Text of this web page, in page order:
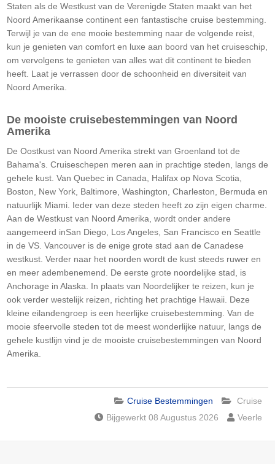
Staten als de Westkust van de Verenigde Staten maakt van het
Noord Amerikaanse continent een fantastische cruise bestemming.
Terwijl je van de ene mooie bestemming naar de volgende reist,
kun je genieten van comfort en luxe aan boord van het cruiseschip,
om vervolgens te genieten van alles wat dit continent te bieden
heeft. Laat je verrassen door de schoonheid en diversiteit van
Noord Amerika.
De mooiste cruisebestemmingen van Noord
Amerika
De Oostkust van Noord Amerika strekt van Groenland tot de
Bahama's. Cruiseschepen meren aan in prachtige steden, langs de
gehele kust. Van Quebec in Canada, Halifax op Nova Scotia,
Boston, New York, Baltimore, Washington, Charleston, Bermuda en
natuurlijk Miami. Ieder van deze steden heeft zo zijn eigen charme.
Aan de Westkust van Noord Amerika, wordt onder andere
aangemeerd inSan Diego, Los Angeles, San Francisco en Seattle
in de VS. Vancouver is de enige grote stad aan de Canadese
westkust. Verder naar het noorden wordt de kust steeds ruwer en
en meer adembenemend. De eerste grote noordelijke stad, is
Anchorage in Alaska. In plaats van Noordelijker te reizen, kun je
ook verder westelijk reizen, richting het prachtige Hawaii. Deze
kleine eilandengroep is een heerlijke cruisebestemming. Van de
mooie sfeervolle steden tot de meest wonderlijke natuur, langs de
gehele kustlijn vind je de mooiste cruisebestemmingen van Noord
Amerika.
Cruise Bestemmingen
Cruise
Bijgewerkt 08 Augustus 2026
Veerle